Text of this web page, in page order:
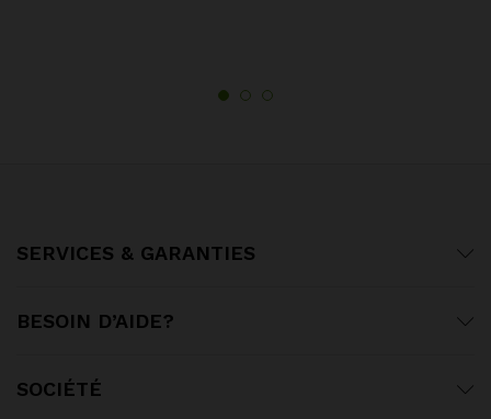
SERVICES & GARANTIES
BESOIN D’AIDE?
SOCIÉTÉ